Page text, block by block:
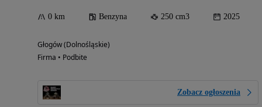
0 km Benzyna 250 cm3 2025
Głogów (Dolnośląskie)
Firma • Podbite
Zobacz ogłoszenia